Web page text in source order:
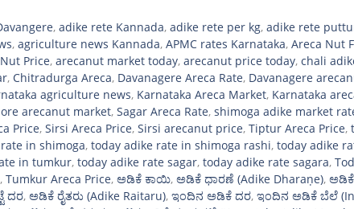
,adike rete Kannada,adike rete per kg,adike rete
, agriculture news Kannada, APMC rates Karnataka, Areca Nut
Price, arecanut market today, arecanut price today, chali
, Chitradurga Areca, Davanagere Areca Rate, Davanagere
agriculture news, Karnataka Areca Market, Karnataka
arecanut market, Sagar Areca Rate, shimoga adike market
Price, Sirsi Areca Price, Sirsi arecanut price, Tiptur Areca Price,
in shimoga, today adike rate in shimoga rashi, today adike
in tumkur, today adike rate sagar, today adike rate sagara,
, Tumkur Areca Price, ಅಡಿಕೆ ಕಾಯಿ, ಅಡಿಕೆ ಧಾರಣೆ (Adike Dharaṇe),
ದರ, ಅಡಿಕೆ ರೈತರು (Adike Raitaru), ಇಂದಿನ ಅಡಿಕೆ ದರ, ಇಂದಿನ ಅಡಿಕೆ ಬೆಲೆ